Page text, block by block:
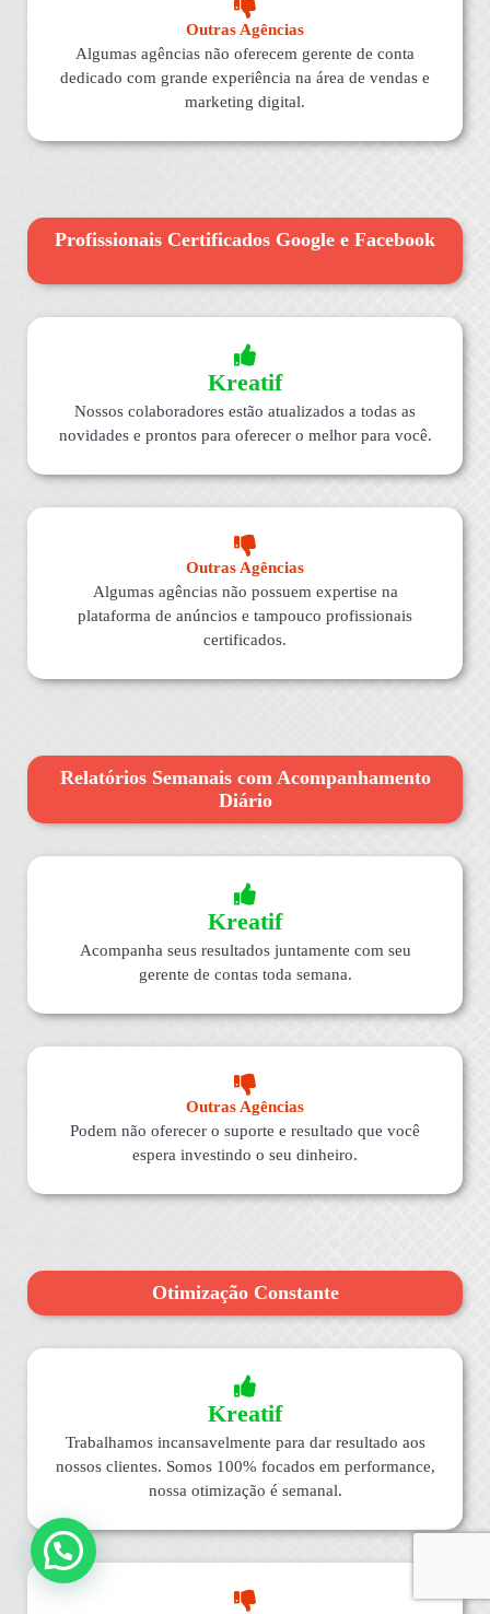
Outras Agências
Algumas agências não oferecem gerente de conta
dedicado com grande experiência na área de vendas e
marketing digital.
Profissionais Certificados Google e Facebook
Kreatif
Nossos colaboradores estão atualizados a todas as
novidades e prontos para oferecer o melhor para você.
Outras Agências
Algumas agências não possuem expertise na
plataforma de anúncios e tampouco profissionais
certificados.
Relatórios Semanais com Acompanhamento
Diário
Kreatif
Acompanha seus resultados juntamente com seu
gerente de contas toda semana.
Outras Agências
Podem não oferecer o suporte e resultado que você
espera investindo o seu dinheiro.
Otimização Constante
Kreatif
Trabalhamos incansavelmente para dar resultado aos
nossos clientes. Somos 100% focados em performance,
nossa otimização é semanal.